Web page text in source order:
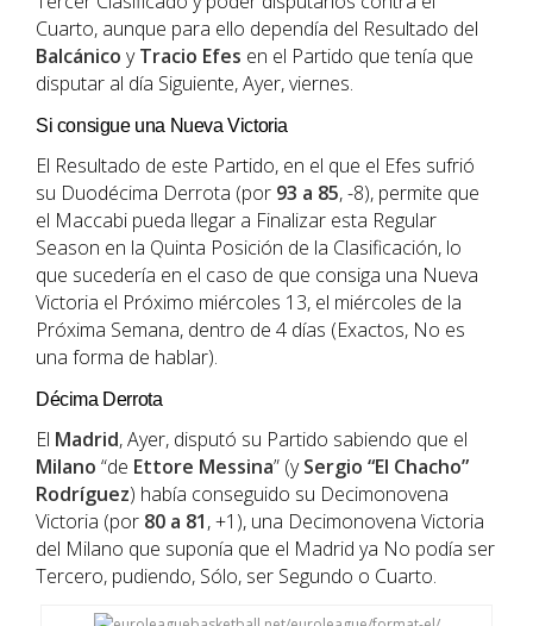
Cuarto, aunque para ello dependía del Resultado del
Balcánico yTracio Efes en el Partido que tenía que
disputar al día Siguiente, Ayer, viernes.
Si consigue una Nueva Victoria
El Resultado de este Partido, en el que el Efes sufrió
su Duodécima Derrota (por 93 a 85, -8), permite que
el Maccabi pueda llegar a Finalizar esta Regular
Season en la Quinta Posición de la Clasificación, lo
que sucedería en el caso de que consiga una Nueva
Victoria el Próximo miércoles 13, el miércoles de la
Próxima Semana, dentro de 4 días (Exactos, No es
una forma de hablar).
Décima Derrota
El Madrid, Ayer, disputó su Partido sabiendo que el
Milano “de Ettore Messina” (ySergio “El Chacho”
Rodríguez) había conseguido su Decimonovena
Victoria (por 80 a 81, +1), una Decimonovena Victoria
del Milano que suponía que el Madrid ya No podía ser
Tercero, pudiendo, Sólo, ser Segundo o Cuarto.